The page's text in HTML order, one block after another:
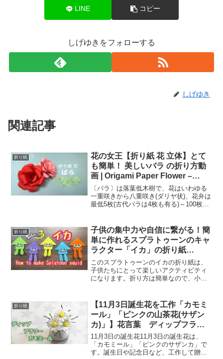
LINE コピー
しげゆきをフォローする
しげゆき
関連記事
折り紙
花の女王【折り紙 花 立体】とて
も簡単！ 美しいバラ の折り方動
画 | Origami Paper Flower –
Beautiful Paper Rose
〔バラ〕は落葉低木樹で、花はいわゆる
一重咲きから八重咲き(ダリヤ状)、花弁は
最低5枚(古代バラは4枚も有る)～100枚近
日～55日程度です。 葉は相互対照で奇数
枚数...
折り紙
子供の集中力や自信に繋がる！簡
単に作れるスプラトゥーンのキャ
ラクター「イカ」の折り紙
【origami】How to make
Splatoon squid
このスプラトゥーンのイカの折り紙は、
子供たちにとって楽しいアクティビティ
になります。折り方は簡単なので、小さ
せるでしょう。完成したイカは、お子さ
んのお部屋のインテリアと...
折り紙
【11月3日誕生花を工作「カモミ
ール」「ピンクの山茶花(サザン
カ)」】花言葉 ディップフラワ
ー カモミールを作ってみまし
た。I made a dip flower
chamomile How To Make a
11月3日の誕生花11月3日の誕生花は、
「カモミール」「ピンクのサザンカ」で
す。誕生日や記念日など、工作して贈り